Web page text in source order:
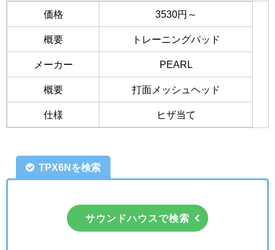
価格 3530円～
概要 トレーニングパッド
メーカー PEARL
概要 打面メッシュヘッド
仕様 ヒザ当て
TPX6Nを検索
サウンドハウスで検索